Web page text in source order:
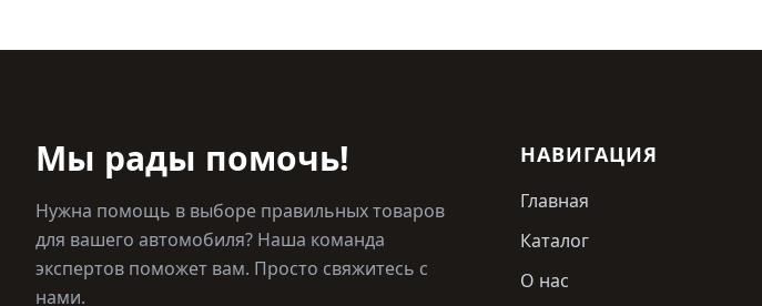
Мы рады помочь!
Нужна помощь в выборе правильных товаров
для вашего автомобиля? Наша команда
экспертов поможет вам. Просто свяжитесь с
нами.
НАВИГАЦИЯ
Главная
Каталог
О нас